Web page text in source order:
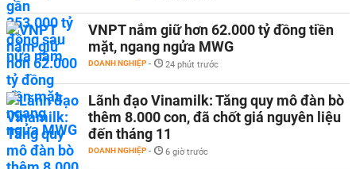
VNPT nắm giữ hơn 62.000 tỷ đồng tiền
mặt, ngang ngửa MWG
DOANH NGHIỆP - 24 phút trước
Lãnh đạo Vinamilk: Tăng quy mô đàn bò
thêm 8.000 con, đã chốt giá nguyên liệu
đến tháng 11
DOANH NGHIỆP - 6 giờ trước